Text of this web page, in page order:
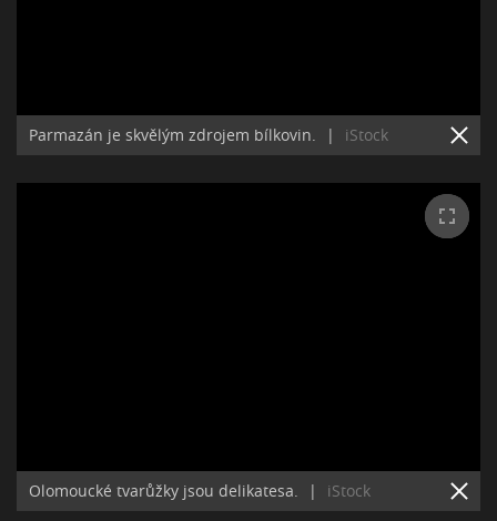
Parmazán je skvělým zdrojem bílkovin. | iStock
Olomoucké tvarůžky jsou delikatesa. | iStock